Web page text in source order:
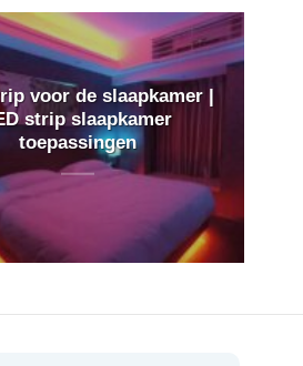
voor de slaapkamer |
strip slaapkamer
toepassingen